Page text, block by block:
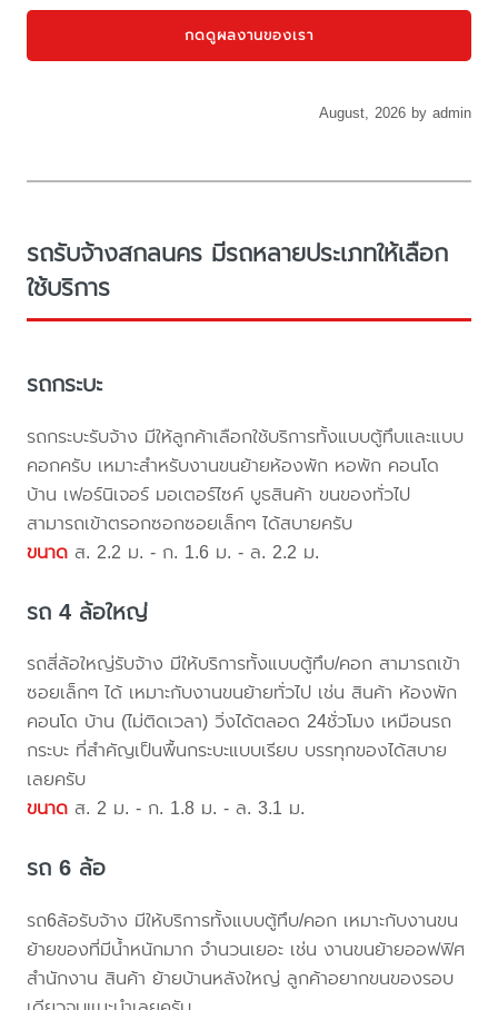
กดดูผลงานของเรา
August, 2026 by admin
รถรับจ้างสกลนคร มีรถหลายประเภทให้เลือก
ใช้บริการ
รถกระบะ
รถกระบะรับจ้าง มีให้ลูกค้าเลือกใช้บริการทั้งแบบตู้ทึบและแบบ
คอกครับ เหมาะสำหรับงานขนย้ายห้องพัก หอพัก คอนโด
บ้าน เฟอร์นิเจอร์ มอเตอร์ไซค์ บูธสินค้า ขนของทั่วไป
สามารถเข้าตรอกซอกซอยเล็กๆ ได้สบายครับ
ขนาด ส. 2.2 ม. - ก. 1.6 ม. - ล. 2.2 ม.
รถ 4 ล้อใหญ่
รถสี่ล้อใหญ่รับจ้าง มีให้บริการทั้งแบบตู้ทึบ/คอก สามารถเข้า
ซอยเล็กๆ ได้ เหมาะกับงานขนย้ายทั่วไป เช่น สินค้า ห้องพัก
คอนโด บ้าน (ไม่ติดเวลา) วิ่งได้ตลอด 24ชั่วโมง เหมือนรถ
กระบะ ที่สำคัญเป็นพื้นกระบะแบบเรียบ บรรทุกของได้สบาย
เลยครับ
ขนาด ส. 2 ม. - ก. 1.8 ม. - ล. 3.1 ม.
รถ 6 ล้อ
รถ6ล้อรับจ้าง มีให้บริการทั้งแบบตู้ทึบ/คอก เหมาะกับงานขน
ย้ายของที่มีน้ำหนักมาก จำนวนเยอะ เช่น งานขนย้ายออฟฟิศ
สำนักงาน สินค้า ย้ายบ้านหลังใหญ่ ลูกค้าอยากขนของรอบ